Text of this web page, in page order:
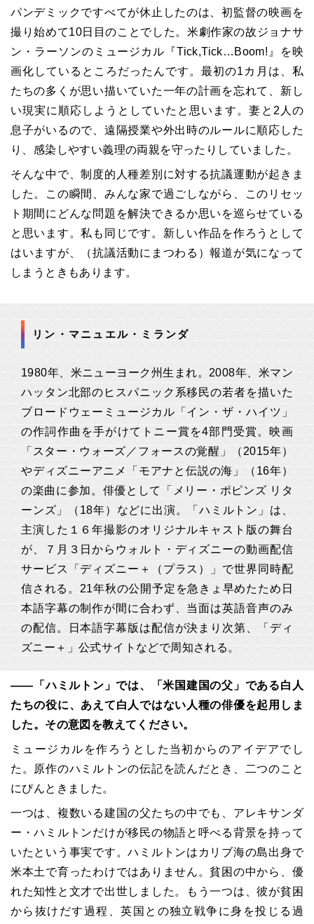
パンデミックですべてが休止したのは、初監督の映画を
撮り始めて10日目のことでした。米劇作家の故ジョナサ
ン・ラーソンのミュージカル『Tick,Tick…Boom!』を映
画化しているところだったんです。最初の1カ月は、私
たちの多くが思い描いていた一年の計画を忘れて、新し
い現実に順応しようとしていたと思います。妻と2人の
息子がいるので、遠隔授業や外出時のルールに順応した
り、感染しやすい義理の両親を守ったりしていました。
そんな中で、制度的人種差別に対する抗議運動が起きま
した。この瞬間、みんな家で過ごしながら、このリセッ
ト期間にどんな問題を解決できるか思いを巡らせている
と思います。私も同じです。新しい作品を作ろうとして
はいますが、（抗議活動にまつわる）報道が気になって
しまうときもあります。
リン・マニュエル・ミランダ
1980年、米ニューヨーク州生まれ。2008年、米マン
ハッタン北部のヒスパニック系移民の若者を描いた
ブロードウェーミュージカル「イン・ザ・ハイツ」
の作詞作曲を手がけてトニー賞を4部門受賞。映画
「スター・ウォーズ／フォースの覚醒」（2015年）
やディズニーアニメ「モアナと伝説の海」（16年）
の楽曲に参加。俳優として「メリー・ポピンズ リタ
ーンズ」（18年）などに出演。「ハミルトン」は、
主演した１６年撮影のオリジナルキャスト版の舞台
が、７月３日からウォルト・ディズニーの動画配信
サービス「ディズニー＋（プラス）」で世界同時配
信される。21年秋の公開予定を急きょ早めたため日
本語字幕の制作が間に合わず、当面は英語音声のみ
の配信。日本語字幕版は配信が決まり次第、「ディ
ズニー＋」公式サイトなどで周知される。
――「ハミルトン」では、「米国建国の父」である白人
たちの役に、あえて白人ではない人種の俳優を起用しま
した。その意図を教えてください。
ミュージカルを作ろうとした当初からのアイデアでし
た。原作のハミルトンの伝記を読んだとき、二つのこと
にぴんときました。
一つは、複数いる建国の父たちの中でも、アレキサンダ
ー・ハミルトンだけが移民の物語と呼べる背景を持って
いたという事実です。ハミルトンはカリブ海の島出身で
米本土で育ったわけではありません。貧困の中から、優
れた知性と文才で出世しました。もう一つは、彼が貧困
から抜けだす過程、英国との独立戦争に身を投じる過